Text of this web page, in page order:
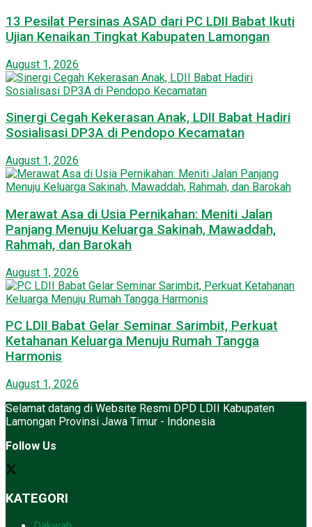
13 Pesilat Persinas ASAD dari PC LDII Babat Ikuti
Ujian Kenaikan Tingkat Kabupaten Lamongan
August 1, 2026
Sinergi Cegah Kekerasan Anak, LDII Babat Hadiri
Sosialisasi DP3A di Pendopo Kecamatan
August 1, 2026
Merawat Asa di Usia Pernikahan: Meniti Jalan
Panjang Menuju Keluarga Sakinah, Mawaddah,
Rahmah, dan Barokah
August 1, 2026
PC LDII Babat Gelar Seminar Sarimbit, Perkuat
Ketahanan Keluarga Menuju Rumah Tangga
Harmonis
August 1, 2026
Selamat datang di Website Resmi DPD LDII Kabupaten
Lamongan Provinsi Jawa Timur - Indonesia
Follow Us
KATEGORI